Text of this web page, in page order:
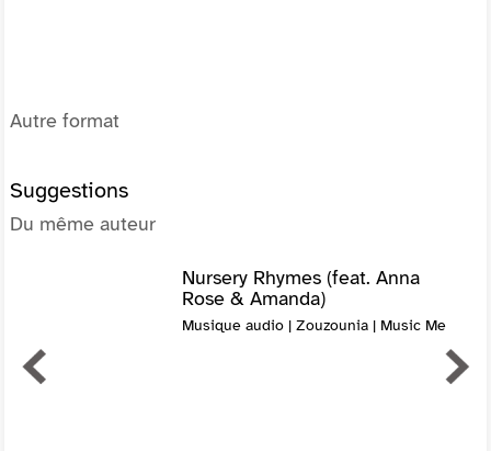
Autre format
Suggestions
Du même auteur
Nursery Rhymes (feat. Anna
Rose & Amanda)
Musique audio | Zouzounia | Music Me